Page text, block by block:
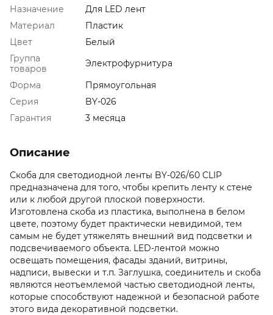
Назначение
Для LED лент
Материал
Пластик
Цвет
Белый
Группа
товаров
Электрофурнитура
Форма
Прямоугольная
Серия
BY-026
Гарантия
3 месяца
Описание
Скоба для светодиодной ленты BY-026/60 CLIP
предназначена для того, чтобы крепить ленту к стене
или к любой другой плоской поверхности.
Изготовлена скоба из пластика, выполнена в белом
цвете, поэтому будет практически невидимой, тем
самым не будет утяжелять внешний вид подсветки и
подсвечиваемого объекта. LED-лентой можно
освещать помещения, фасады зданий, витрины,
надписи, вывески и т.п. Заглушка, соединитель и скоба
являются неотъемлемой частью светодиодной ленты,
которые способствуют надежной и безопасной работе
этого вида декоративной подсветки.